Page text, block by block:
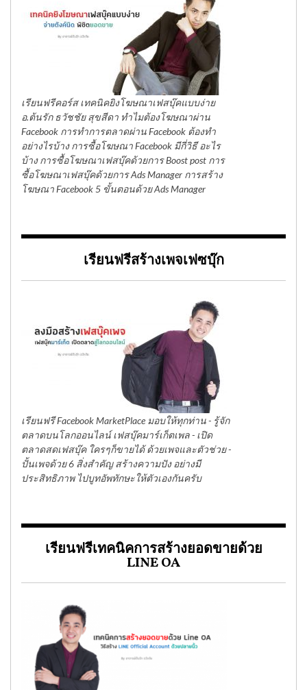
เรียนฟรีคอร์ส เทคนิคยิงโฆษณาเฟสบุ๊คแบบง่าย
อ.ต้นรัก ธวัชชัย สุขสีดา ทำไมต้องโฆษณาผ่าน
Facebook การทำการตลาดผ่าน Facebook ต้องทำ
อย่างไรบ้าง การซื้อโฆษณา Facebook มีกี่วิธี อะไร
บ้าง การซื้อโฆษณาเฟสบุ๊คด้วยการ Boost post การ
ซื้อโฆษณาเฟสบุ๊คด้วยการ Ads Manager การสร้าง
โฆษณา Facebook 5 ขั้นตอนด้วย Ads Manager
เรียนฟรีสร้างเพจเฟซบุ๊ก
เรียนฟรี Facebook MarketPlace มอบให้ทุกท่าน - รู้จัก
ตลาดบนโลกออนไลน์ เฟสบุ๊คมาร์เก็ตเพล - เปิด
ตลาดสดเฟสบุ๊ค ใครๆก็ขายได้ ด้วยเพจและตัวช่วย -
ปั้นเพจด้วย 6 สิ่งสำคัญ สร้างความปัง อย่างมี
ประสิทธิภาพ ไปบูทอัพทักษะให้ตัวเองกันครับ
เรียนฟรีเทคนิคการสร้างยอดขายด้วย
LINE OA